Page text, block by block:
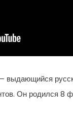
выдающийся
Он родился 8